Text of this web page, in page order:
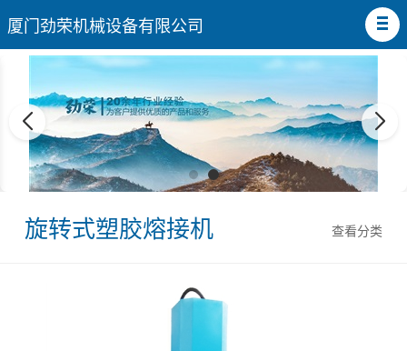
厦门劲荣机械设备有限公司
查看分类
旋转式塑胶熔接机